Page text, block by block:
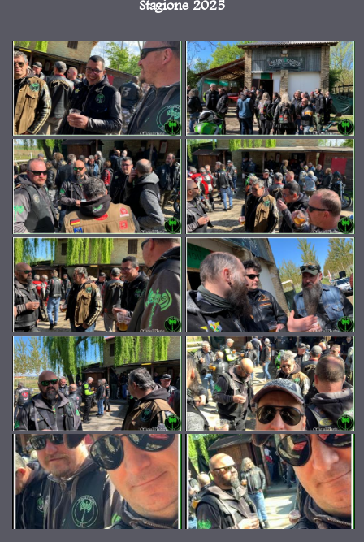
Stagione 2025